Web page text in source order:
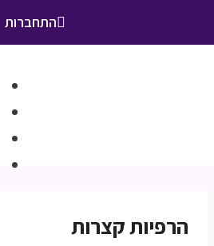
התחברות
הרפיות קצרות